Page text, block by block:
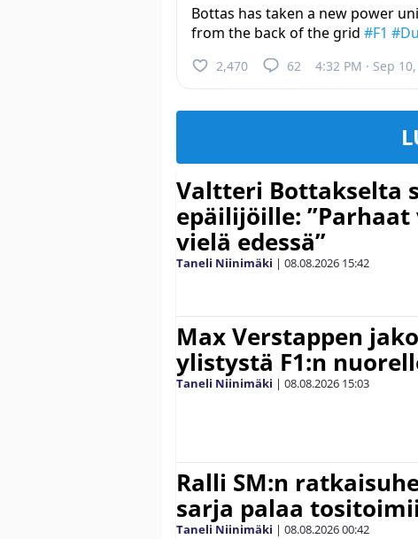
Bottas has taken a new power
from the back of the grid #F1
2,470 62 4:32 PM · Sep
Valtteri Bottakselta
epäilijöille:
vielä edessä”
Taneli Niinimäki | 08.08.2026 15:42
Max Verstappen
ylistystä F1:n
Taneli Niinimäki | 08.08.2026 15:03
Ralli SM:n
sarja palaa
Taneli Niinimäki | 08.08.202600:42